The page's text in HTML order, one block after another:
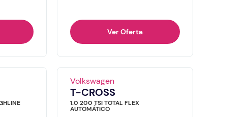
Ver Oferta
Volkswagen
T-CROSS
1.0 200 TSI TOTAL FLEX
AUTOMÁTICO